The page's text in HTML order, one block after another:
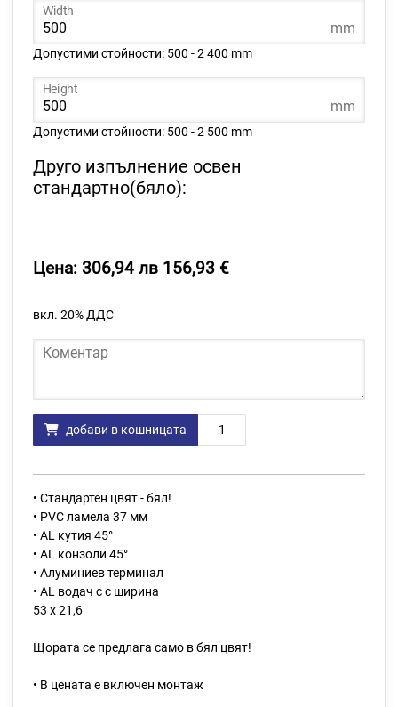
Width
mm
Допустими стойности: 500 - 2 400 mm
Height
mm
Допустими стойности: 500 - 2 500 mm
Друго изпълнение освен
стандартно(бяло):
Цена: 306,94 лв 156,93 €
вкл. 20% ДДС
Коментар
добави в кошницата
Количество
• Стандартен цвят - бял!
• PVC ламела 37 мм
• AL кутия 45°
• АL конзоли 45°
• Алуминиев терминал
• AL водач с с ширина
53 х 21,6
Щората се предлага само в бял цвят!
• В цената е включен монтаж